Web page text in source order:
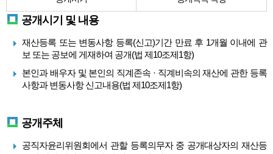
공개시기 및 내용
재산등록 또는 변동사항 등록(신고)기간 만료 후 1개월 이내에 관
보 또는 공보에 게재하여 공개(법 제10조제1항)
본인과 배우자 및 본인의 직계존속 · 직계비속의 재산에 관한 등록
사항과 변동사항 신고내용(법 제10조제1항)
공개주체
공직자윤리위원회에서 관할 등록의무자 중 공개대상자의 재산등